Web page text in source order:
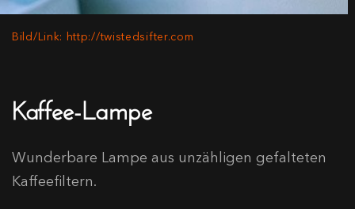
Bild/Link: http://twistedsifter.com
Kaffee-Lampe
Wunderbare Lampe aus unzähligen gefalteten
Kaffeefiltern.